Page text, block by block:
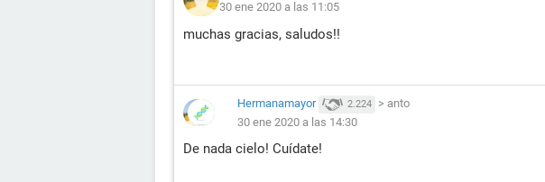
30 ene 2020 a las 11:05
muchas gracias, saludos!!
Hermanamayor 2.224 > anto
30 ene 2020 a las 14:30
De nada cielo! Cuídate!